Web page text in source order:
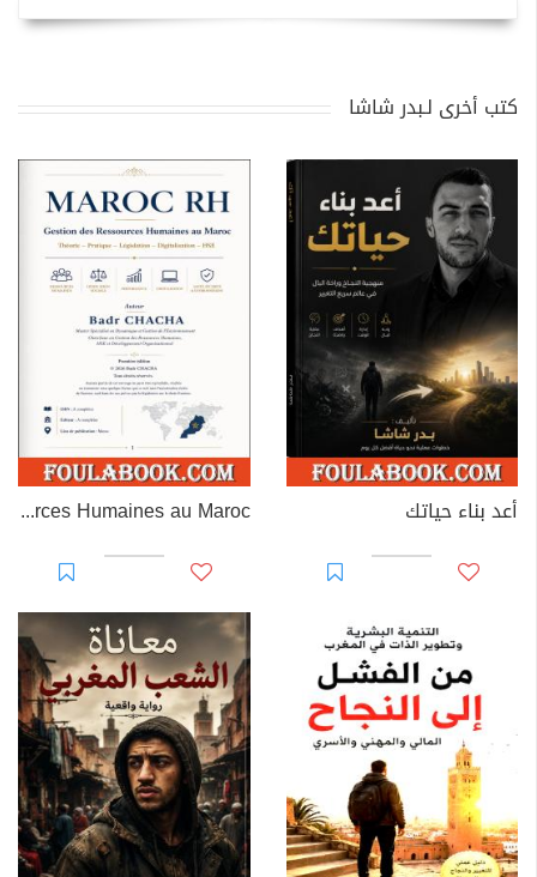
كتب أخرى لـبدر شاشا
أعد بناء حياتك MAROC RH – Gestion des Ressources Humaines au Maroc